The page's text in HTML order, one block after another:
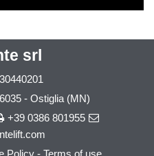
srl
- Ostiglia (MN)
+39 0386 801955